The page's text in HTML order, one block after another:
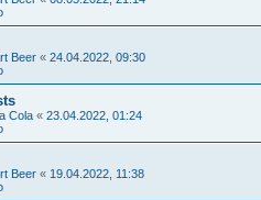
Beer « 24.04.2022, 09:30
Cola « 23.04.2022, 01:24
Beer « 19.04.2022, 11:38